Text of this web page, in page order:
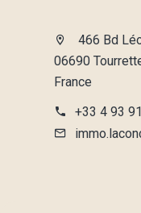
466 Bd
06690
France
+33 4 93